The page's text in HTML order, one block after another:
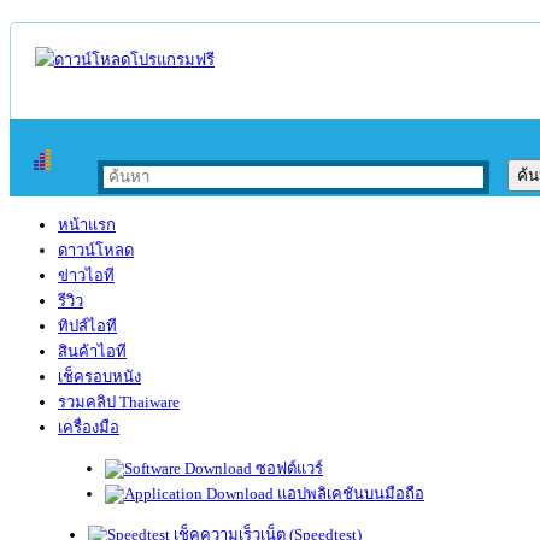
หน้าแรก
ดาวน์โหลด
ข่าวไอที
รีวิว
ทิปส์ไอที
สินค้าไอที
เช็ครอบหนัง
รวมคลิป Thaiware
เครื่องมือ
ซอฟต์แวร์
แอปพลิเคชันบนมือถือ
เช็คความเร็วเน็ต (Speedtest)